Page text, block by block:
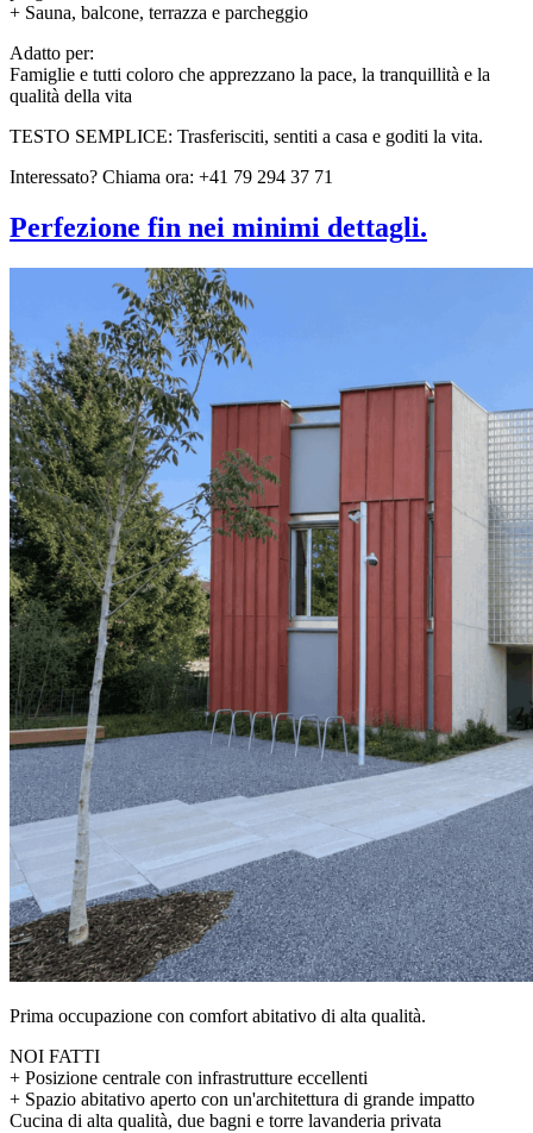
+ Sauna, balcone, terrazza e parcheggio
Adatto per:
Famiglie e tutti coloro che apprezzano la pace, la tranquillità e la
qualità della vita
TESTO SEMPLICE: Trasferisciti, sentiti a casa e goditi la vita.
Interessato? Chiama ora: +41 79 294 37 71
Perfezione fin nei minimi dettagli.
Prima occupazione con comfort abitativo di alta qualità.
NOI FATTI
+ Posizione centrale con infrastrutture eccellenti
+ Spazio abitativo aperto con un'architettura di grande impatto
Cucina di alta qualità, due bagni e torre lavanderia privata